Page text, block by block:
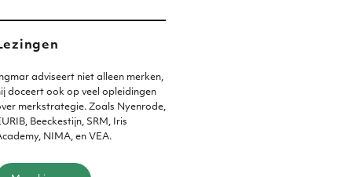
Ingmar adviseert niet alleen merken,
doceert ook op veel opleidingen
merkstrategie. Zoals Nyenrode,
Beeckestijn, SRM, Iris
NIMA, en VEA.